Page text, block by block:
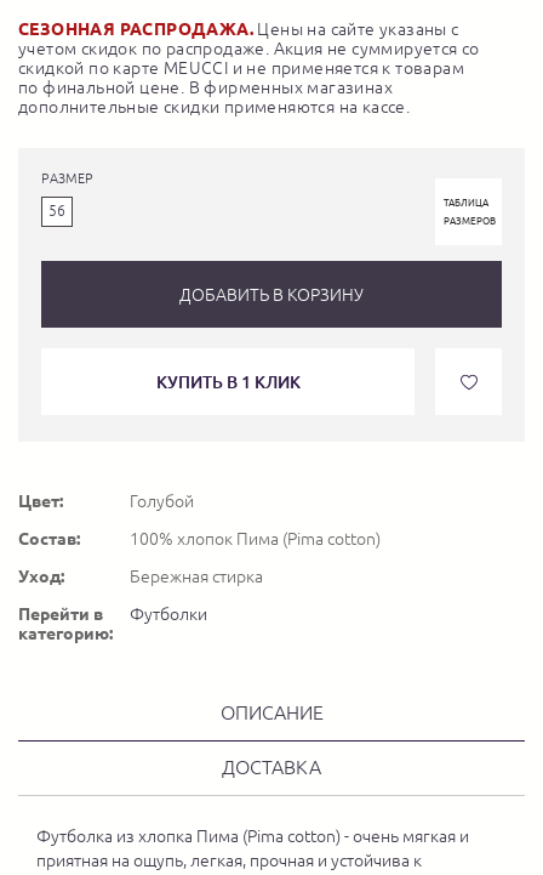
СЕЗОННАЯ РАСПРОДАЖА. Цены на сайте указаны с
учетом скидок по распродаже. Акция не суммируется со
скидкой по карте MEUCCI и не применяется к товарам
по финальной цене. В фирменных магазинах
дополнительные скидки применяются на кассе.
РАЗМЕР
56
ТАБЛИЦА
РАЗМЕРОВ
ДОБАВИТЬ В КОРЗИНУ
КУПИТЬ В 1 КЛИК
Цвет:
Голубой
Состав:
100% хлопок Пима (Pima cotton)
Уход:
Бережная стирка
Перейти в
категорию:
Футболки
ОПИСАНИЕ
ДОСТАВКА
Футболка из хлопка Пима (Pima cotton) - очень мягкая и
приятная на ощупь, легкая, прочная и устойчива к